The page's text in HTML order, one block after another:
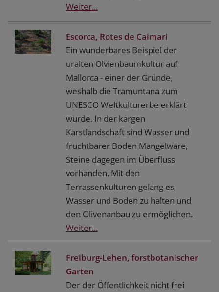
Weiter...
Escorca, Rotes de Caimari
Ein wunderbares Beispiel der
uralten Olvienbaumkultur auf
Mallorca - einer der Gründe,
weshalb die Tramuntana zum
UNESCO Weltkulturerbe erklärt
wurde. In der kargen
Karstlandschaft sind Wasser und
fruchtbarer Boden Mangelware,
Steine dagegen im Überfluss
vorhanden. Mit den
Terrassenkulturen gelang es,
Wasser und Boden zu halten und
den Olivenanbau zu ermöglichen.
Weiter...
Freiburg-Lehen, forstbotanischer
Garten
Der der Öffentlichkeit nicht frei